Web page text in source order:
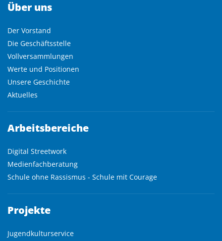
Über uns
Der Vorstand
Die Geschäftsstelle
Vollversammlungen
Werte und Positionen
Unsere Geschichte
Aktuelles
Arbeitsbereiche
Digital Streetwork
Medienfachberatung
Schule ohne Rassismus - Schule mit Courage
Projekte
Jugendkulturservice